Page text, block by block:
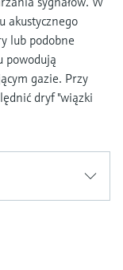
akustycznego
lub podobne
powodują
gazie. Przy
dryf "wiązki